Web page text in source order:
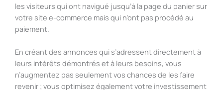
les visiteurs qui ont navigué jusqu’à la page du panier sur
votre site e-commerce mais qui n’ont pas procédé au
paiement.
En créant des annonces qui s’adressent directement à
leurs intérêts démontrés et à leurs besoins, vous
n’augmentez pas seulement vos chances de les faire
revenir ; vous optimisez également votre investissement